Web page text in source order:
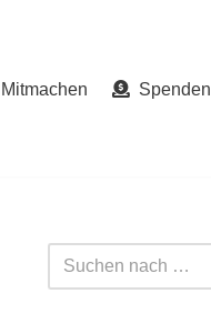
Mitmachen Spenden